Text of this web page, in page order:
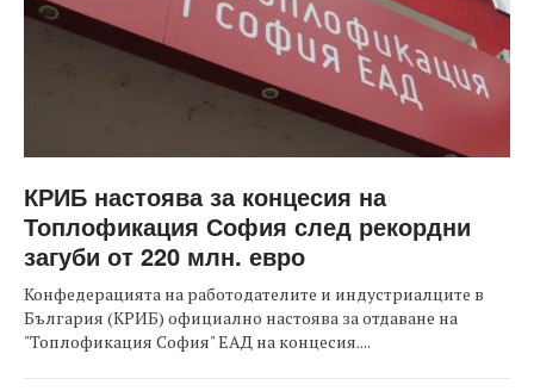
КРИБ настоява за концесия на
Топлофикация София след рекордни
загуби от 220 млн. евро
Конфедерацията на работодателите и индустриалците в
България (КРИБ) официално настоява за отдаване на
"Топлофикация София" ЕАД на концесия....